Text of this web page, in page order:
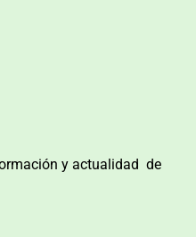
y actualidad de